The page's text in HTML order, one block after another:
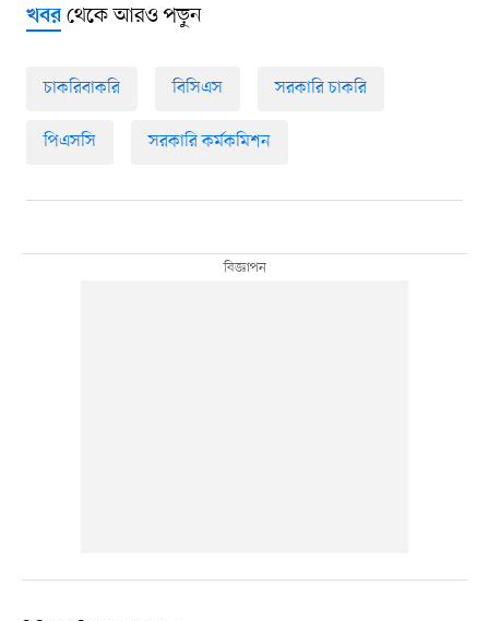
খবরথেকে আরও পড়ুন
চাকরিবাকরি বিসিএস সরকারি চাকরি
পিএসসি সরকারি কর্মকমিশন